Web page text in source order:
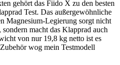
gehört das Fiido X zu den besten
Test. Das außergewöhnliche
Magnesium-Legierung sorgt nicht
macht das Klapprad auch
von nur 19,8 kg netto ist es
wog mein Testmodell